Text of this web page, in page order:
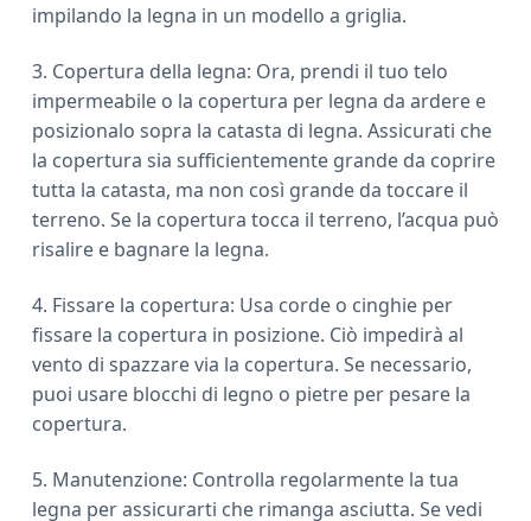
impilando la legna in un modello a griglia.
3. Copertura della legna: Ora, prendi il tuo telo
impermeabile o la copertura per legna da ardere e
posizionalo sopra la catasta di legna. Assicurati che
la copertura sia sufficientemente grande da coprire
tutta la catasta, ma non così grande da toccare il
terreno. Se la copertura tocca il terreno, l’acqua può
risalire e bagnare la legna.
4. Fissare la copertura: Usa corde o cinghie per
fissare la copertura in posizione. Ciò impedirà al
vento di spazzare via la copertura. Se necessario,
puoi usare blocchi di legno o pietre per pesare la
copertura.
5. Manutenzione: Controlla regolarmente la tua
legna per assicurarti che rimanga asciutta. Se vedi